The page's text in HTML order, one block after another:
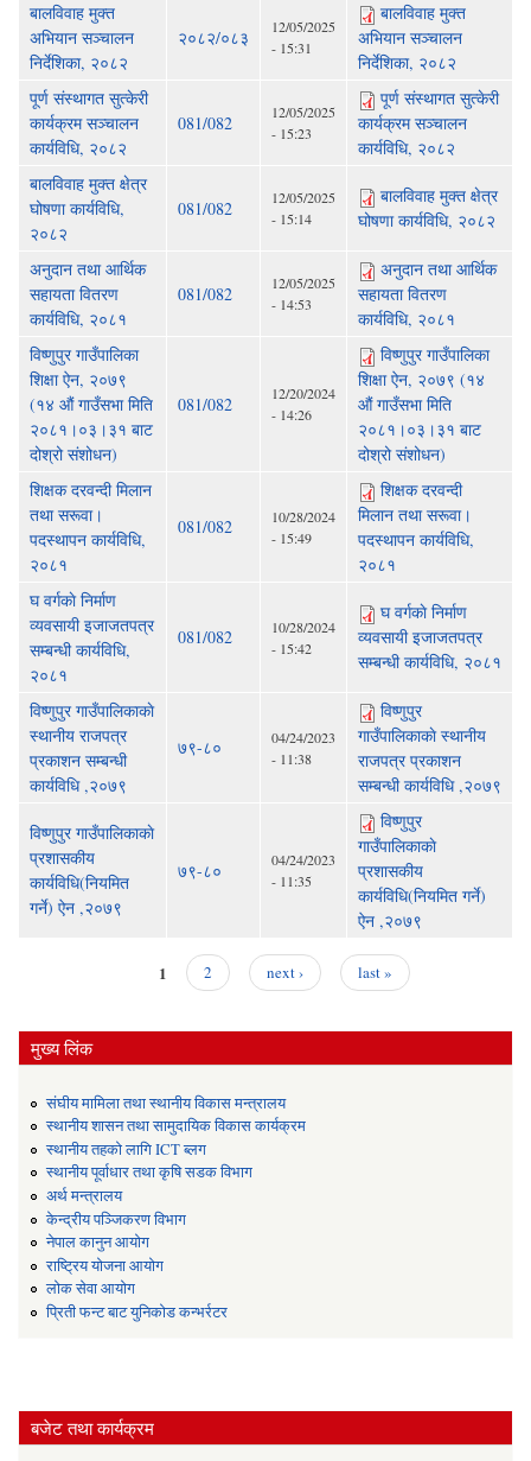
बालविवाह मुक्त
अभियान सञ्चालन
निर्देशिका, २०८२
२०८२/०८३
12/05/2025
- 15:31
बालविवाह मुक्त
अभियान सञ्चालन
निर्देशिका, २०८२
पूर्ण संस्थागत सुत्केरी
कार्यक्रम सञ्चालन
कार्यविधि, २०८२
081/082
12/05/2025
- 15:23
पूर्ण संस्थागत सुत्केरी
कार्यक्रम सञ्चालन
कार्यविधि, २०८२
बालविवाह मुक्त क्षेत्र
घोषणा कार्यविधि,
२०८२
081/082
12/05/2025
- 15:14
बालविवाह मुक्त क्षेत्र
घोषणा कार्यविधि, २०८२
अनुदान तथा आर्थिक
सहायता वितरण
कार्यविधि, २०८१
081/082
12/05/2025
- 14:53
अनुदान तथा आर्थिक
सहायता वितरण
कार्यविधि, २०८१
विष्णुपुर गाउँपालिका
शिक्षा ऐन, २०७९
(१४ औं गाउँसभा मिति
२०८१।०३।३१ बाट
दोश्रो संशोधन)
081/082
12/20/2024
- 14:26
विष्णुपुर गाउँपालिका
शिक्षा ऐन, २०७९ (१४
औं गाउँसभा मिति
२०८१।०३।३१ बाट
दोश्रो संशोधन)
शिक्षक दरवन्दी मिलान
तथा सरूवा।
पदस्थापन कार्यविधि,
२०८१
081/082
10/28/2024
- 15:49
शिक्षक दरवन्दी
मिलान तथा सरूवा।
पदस्थापन कार्यविधि,
२०८१
घ वर्गकाे निर्माण
व्यवसायी इजाजतपत्र
सम्बन्धी कार्यविधि,
२०८१
081/082
10/28/2024
- 15:42
घ वर्गकाे निर्माण
व्यवसायी इजाजतपत्र
सम्बन्धी कार्यविधि, २०८१
विष्णुपुर गाउँपालिकाकाे
स्थानीय राजपत्र
प्रकाशन सम्बन्धी
कार्यविधि ,२०७९
७९-८०
04/24/2023
- 11:38
विष्णुपुर
गाउँपालिकाकाे स्थानीय
राजपत्र प्रकाशन
सम्बन्धी कार्यविधि ,२०७९
विष्णुपुर गाउँपालिकाकाे
प्रशासकीय
कार्यविधि(नियमित
गर्ने) ऐन ,२०७९
७९-८०
04/24/2023
- 11:35
विष्णुपुर
गाउँपालिकाकाे
प्रशासकीय
कार्यविधि(नियमित गर्ने)
ऐन ,२०७९
1 2 next › last »
मुख्य लिंक
संघीय मामिला तथा स्थानीय विकास मन्त्रालय
स्थानीय शासन तथा सामुदायिक विकास कार्यक्रम
स्थानीय तहको लागि ICT ब्लग
स्थानीय पूर्वाधार तथा कृषि सडक विभाग
अर्थ मन्त्रालय
केन्द्रीय पञ्जिकरण विभाग
नेपाल कानुन आयोग
राष्ट्रिय योजना आयोग
लोक सेवा आयोग
प्रिती फन्ट बाट युनिकोड कन्भर्रटर
बजेट तथा कार्यक्रम